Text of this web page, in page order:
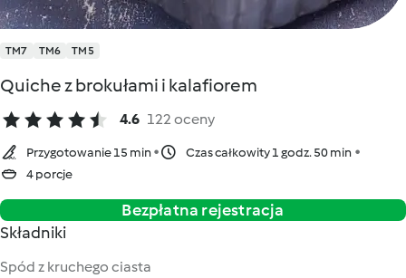
TM7 TM6 TM5
Quiche z brokułami i kalafiorem
4.6 122 oceny
Przygotowanie 15 min
Czas całkowity 1 godz. 50 min
4 porcje
Bezpłatna rejestracja
Składniki
Spód z kruchego ciasta